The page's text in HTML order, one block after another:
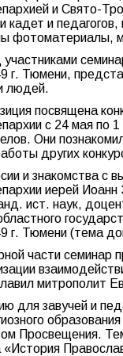
и Свято-
кадет и
фотоматериалы,
г. Тюмени,
людей.
посвящена
с 24 мая по
Они
других
и знакомства с
иерей
ист. наук,
г. Тюмени (тема
части семинар
митрополит
для завучей и
Просвещения.
«История